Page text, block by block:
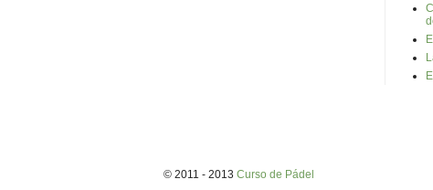
© 2011 - 2013 Curso de Pádel